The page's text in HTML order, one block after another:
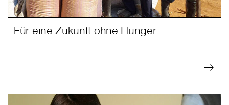
Für eine Zukunft ohne Hunger